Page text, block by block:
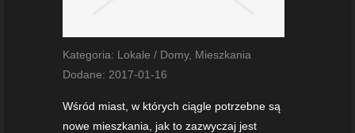
Kategoria: Lokale / Domy, Mieszkania
Dodane: 2017-01-16
Wśród miast, w których ciągle potrzebne są
nowe mieszkania, jak to zazwyczaj jest